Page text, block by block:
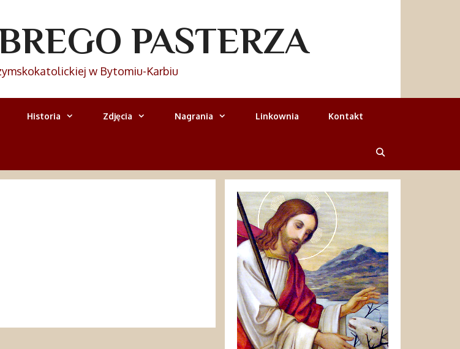
PASTERZA
w Bytomiu-Karbiu
Historia Zdjęcia Nagrania Linkownia Kontakt